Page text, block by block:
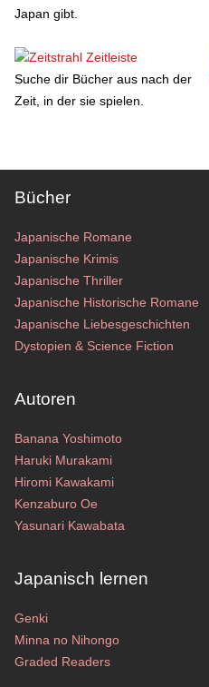
Japan gibt.
Zeitleiste
Suche dir Bücher aus nach der
Zeit, in der sie spielen.
Bücher
Japanische Romane
Japanische Krimis
Japanische Thriller
Japanische Historische Romane
Japanische Liebesgeschichten
Dystopien & Science Fiction
Autoren
Banana Yoshimoto
Haruki Murakami
Hiromi Kawakami
Kenzaburo Oe
Yasunari Kawabata
Japanisch lernen
Genki
Minna no Nihongo
Graded Readers